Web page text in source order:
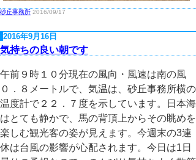
砂丘事務所 2016/09/17
2016年9月16日
気持ちの良い朝です
午前９時１０分現在の風向・風速は南の風
０．８メートルで、気温は、砂丘事務所横の
温度計で２２．７度を示しています。日本海
はとても静かで、馬の背頂上からその眺めを
楽しむ観光客の姿が見えます。今週末の3連
休は台風の影響が心配されます。今日は1日